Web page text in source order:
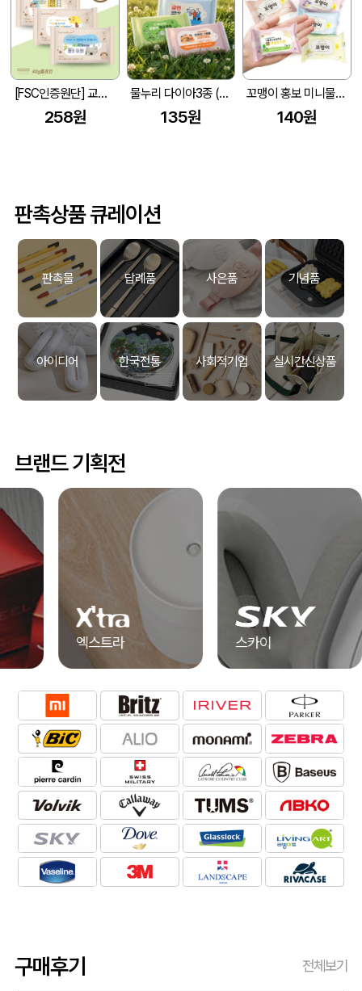
[FSC인증원단] 교회전도 3종 생분해 물티슈 (10매/15매/20매)
258원
물누리 다이아3종 (무광) 물티슈 10매/15매/20매
135원
꼬맹이 홍보 미니물티슈 10매
140원
판촉상품 큐레이션
판촉물 답례품 사은품 기념품
아이디어 한국전통 사회적기업 실시간신상품
브랜드 기획전
알리오 송월타올
구매후기 전체보기